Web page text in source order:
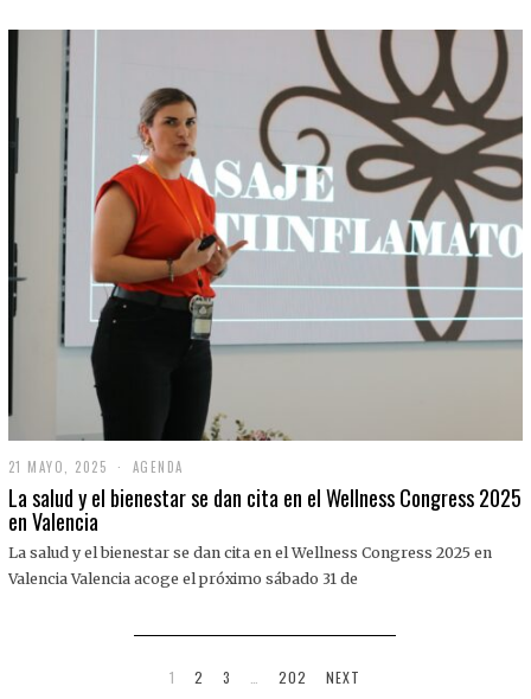
21 MAYO, 2025
1
M
O
,
AGENDA
La salud y el bienestar se dan cita en el Wellness Congress 2025
en Valencia
La salud y el bienestar se dan cita en el Wellness Congress 2025 en
Valencia Valencia acoge el próximo sábado 31 de
1 2 3 202 NEXT